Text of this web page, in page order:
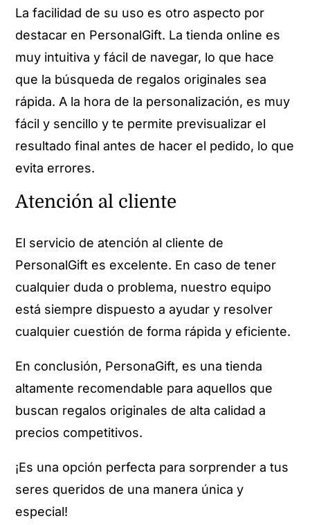
La facilidad de su uso es otro aspecto por
destacar en PersonalGift. La tienda online es
muy intuitiva y fácil de navegar, lo que hace
que la búsqueda de regalos originales sea
rápida. A la hora de la personalización, es muy
fácil y sencillo y te permite previsualizar el
resultado final antes de hacer el pedido, lo que
evita errores.
Atención al cliente
El servicio de atención al cliente de
PersonalGift es excelente. En caso de tener
cualquier duda o problema, nuestro equipo
está siempre dispuesto a ayudar y resolver
cualquier cuestión de forma rápida y eficiente.
En conclusión, PersonaGift, es una tienda
altamente recomendable para aquellos que
buscan regalos originales de alta calidad a
precios competitivos.
¡Es una opción perfecta para sorprender a tus
seres queridos de una manera única y
especial!